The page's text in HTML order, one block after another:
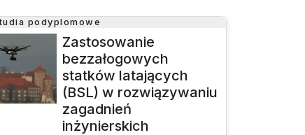
podyplomowe
Zastosowanie
bezzałogowych
statków latających
(BSL) w rozwiązywaniu
zagadnień
inżynierskich